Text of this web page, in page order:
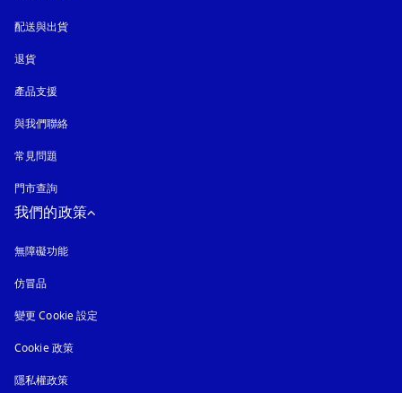
配送與出貨
退貨
產品支援
與我們聯絡
常見問題
門市查詢
我們的政策
無障礙功能
仿冒品
變更 Cookie 設定
Cookie 政策以新標籤頁開啟
隱私權政策